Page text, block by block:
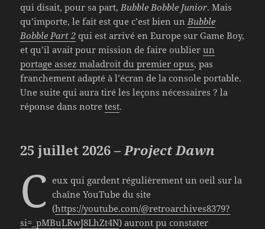
qui disait, pour sa part,Bubble Bobble Junior. Mais
qu’importe, le fait est que c’est bien unBubble
Bobble Part 2 qui est arrivé en Europe sur Game Boy,
et qu’il avait pour mission de faire oublierun
portage assez maladroit du premier opus, pas
franchement adapté à l’écran de la console portable.
Une suite qui aura tiré les leçons nécessaires ? la
réponse dans notretest.
25 juillet 2026 –Project Dawn
C eux qui gardent régulièrement un oeil sur la
chaîne YouTube du site
(https://youtube.com/@retroarchives8379?
si=_pMBuLRwJ8LhZt4N) auront pu constater